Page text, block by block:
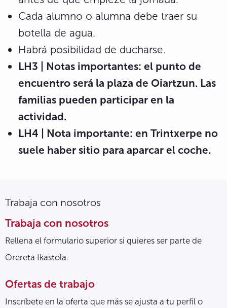
Cada alumno o alumna debe traer su
botella de agua.
Habrá posibilidad de ducharse.
LH3 | Notas importantes: el punto de
encuentro será la plaza de Oiartzun. Las
familias pueden participar en la
actividad.
LH4 | Nota importante: en Trintxerpe no
suele haber sitio para aparcar el coche.
Trabaja con nosotros
Trabaja con nosotros
Rellena el formulario superior si quieres ser parte de
Orereta Ikastola.
Ofertas de trabajo
Inscríbete en la oferta que más se ajusta a tu perfil o